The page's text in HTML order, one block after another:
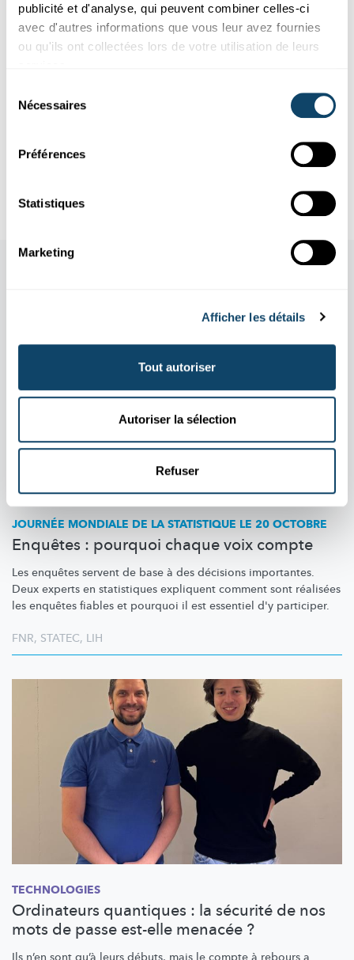
publicité et d'analyse, qui peuvent combiner celles-ci
avec d'autres informations que vous leur avez fournies
ou qu'ils ont collectées lors de votre utilisation de leurs
Nécessaires
Préférences
Statistiques
Marketing
Afficher les détails
Tout autoriser
Autoriser la sélection
Refuser
Offres pour école et loisirs
FNR-Awards 2022 : motiver les jeunes pour le
Sergio Coronado et son équipe sont récompensés pour la
JOURNÉE MONDIALE DE LA STATISTIQUE LE 20 OCTOBRE
Enquêtes : pourquoi chaque voix compte
Les enquêtes servent de base à des décisions importantes.
Deux experts en statistiques expliquent comment sont réalisées
les enquêtes fiables et pourquoi il est essentiel d'y participer.
FNR, STATEC, LIH
TECHNOLOGIES
Ordinateurs quantiques : la sécurité de nos
mots de passe est-elle menacée ?